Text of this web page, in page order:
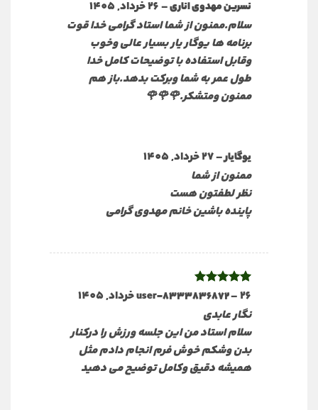
نمره 5از
نسرین مهدوی اناری–26 خرداد, 1405
سلام.ممنون از شما استاد گرامی خدا قوت
برنامه ها یوگار یار بسیار عالی وخوب
وقابل استفاده با توضیحات کامل خدا
طول عمر به شما وبرکت بدهد.باز هم
ممنون ومتشکر.🌹🌹🌹
یوگایار–27 خرداد, 1405
ممنون از شما
نظر لطفتون هست
پاینده باشین خانم مهدوی گرامی
نمره5از
user-8333836872–26 خرداد, 1405
نگار عابدی
سلام استاد من این جلسه ورزش را درکنار
بدن وشکم خوش فرم انجام دادم مثل
همیشه دقیق وکامل توضیح می دهید